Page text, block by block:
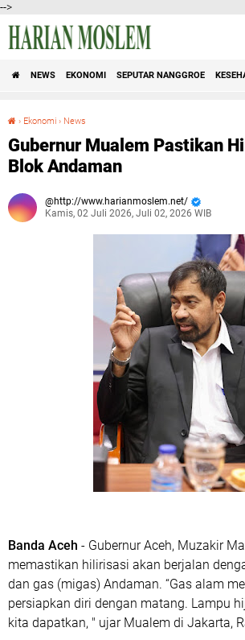
-->
NEWS EKONOMI SEPUTAR NANGGROE
› Ekonomi › News
Gubernur Mualem Pastikan
Blok Andaman
http://www.harianmoslem.net/
Kamis, 02 Juli 2026, Juli 02, 2026 WIB
Banda Aceh - Gubernur Aceh, Muzakir
memastikan hilirisasi akan berjalan
dan gas (migas) Andaman. “Gas alam
persiapkan diri dengan matang. Lampu
kita dapatkan, " ujar Mualem di Jakarta,